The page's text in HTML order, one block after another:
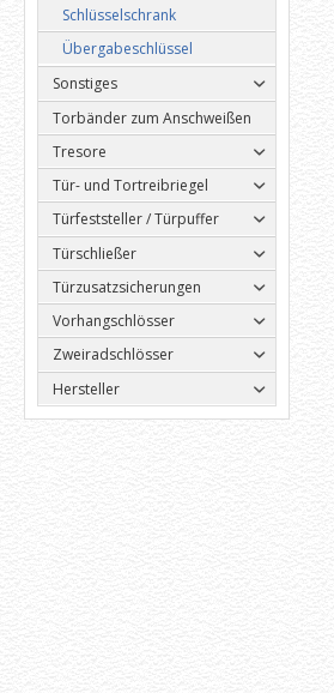
Schlüsselschrank
Übergabeschlüssel
Sonstiges
Torbänder zum Anschweißen
Tresore
Tür- und Tortreibriegel
Türfeststeller / Türpuffer
Türschließer
Türzusatzsicherungen
Vorhangschlösser
Zweiradschlösser
Hersteller